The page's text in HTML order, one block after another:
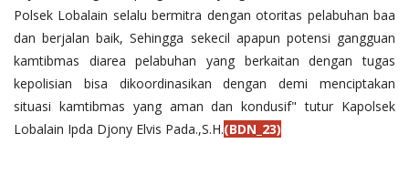
Polsek Lobalain selalu bermitra dengan otoritas pelabuhan baa
dan berjalan baik, Sehingga sekecil apapun potensi gangguan
kamtibmas diarea pelabuhan yang berkaitan dengan tugas
kepolisian bisa dikoordinasikan dengan demi menciptakan
situasi kamtibmas yang aman dan kondusif" tutur Kapolsek
Lobalain Ipda Djony Elvis Pada.,S.H.(BDN_23)